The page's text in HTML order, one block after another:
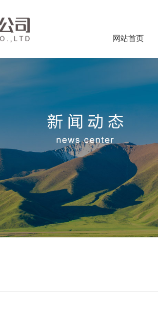
网站首页